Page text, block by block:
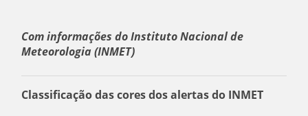
Com informações do Instituto Nacional de
Meteorologia (INMET)
Classificação das cores dos alertas do INMET